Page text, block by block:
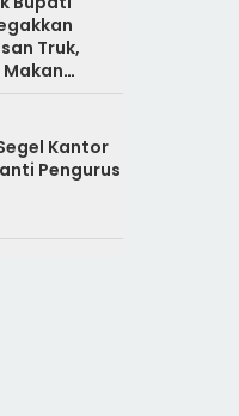
Truk,
Kantor
Pengurus